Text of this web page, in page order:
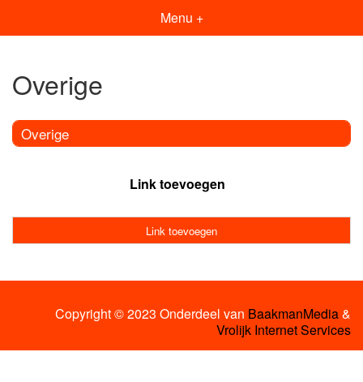
Menu +
Overige
Overige
Link toevoegen
Link toevoegen
Copyright © 2023 Onderdeel van BaakmanMedia&
Vrolijk Internet Services